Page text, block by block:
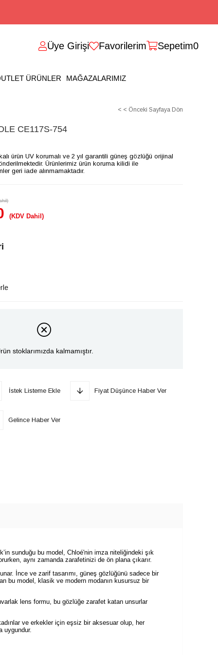
Üye Girişi Favorilerim Sepetim0
ÜRÜNLER MAĞAZALARIMIZ
< < Önceki Sayfaya Dön
CE117S-754
ürün UV korumalı ve 2 yıl garantili güneş gözlüğü orijinal
Ürünlerimiz ürün koruma kilidi ile
geri iade alınmamaktadır.
(KDV Dahil)
stoklarımızda kalmamıştır.
İstek Listeme Ekle Fiyat Düşünce Haber Ver
Gelince Haber Ver
sunduğu bu model, Chloé'nin imza niteliğindeki şık
aynı zamanda zarafetinizi de ön plana çıkarır.
İnce ve zarif tasarımı, güneş gözlüğünü sadece bir
bu model, klasik ve modern modanın kusursuz bir
lens formu, bu gözlüğe zarafet katan unsurlar
ve erkekler için eşsiz bir aksesuar olup, her
uygundur.